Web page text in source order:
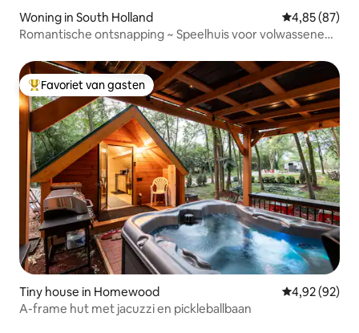
Woning in South Holland Gemiddelde
4,85 (87)
Romantische ontsnapping ~ Speelhuis voor volwassenen
Topfavoriet van gasten
Favoriet van gasten
Tiny house in Homewood Gemiddelde
4,92 (92)
A-frame hut met jacuzzi en pickleballbaan